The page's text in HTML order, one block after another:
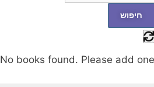
No books found. Please add one.